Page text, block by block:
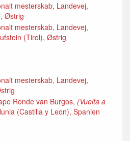
mesterskab, Landevej,
Østrig
mesterskab, Landevej,
(Tirol), Østrig
mesterskab, Landevej,
Ronde van Burgos, (Vuelta a
(Castilla y Leon), Spanien